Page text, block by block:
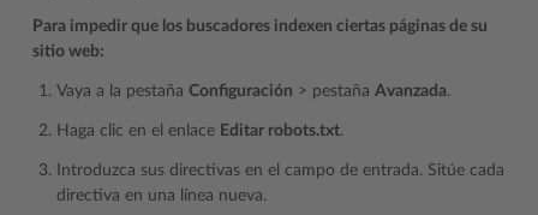
Para impedir que los buscadores indexen ciertas páginas de su
sitio web:
Vaya a la pestaña Configuración > pestaña Avanzada.
Haga clic en el enlace Editar robots.txt.
Introduzca sus directivas en el campo de entrada. Sitúe cada
directiva en una línea nueva.